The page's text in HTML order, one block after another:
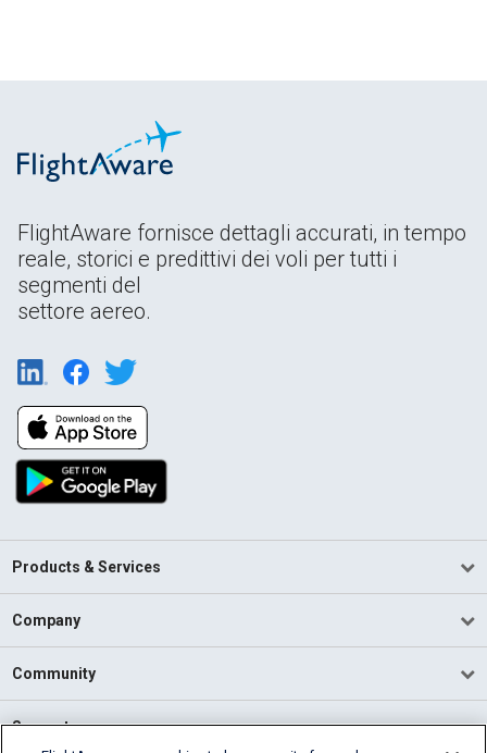
FlightAware fornisce dettagli accurati, in tempo
reale, storici e predittivi dei voli per tutti i
segmenti del
settore aereo.
Products & Services
Company
Community
Support